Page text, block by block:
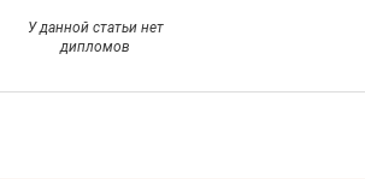
У данной статьи нет
дипломов